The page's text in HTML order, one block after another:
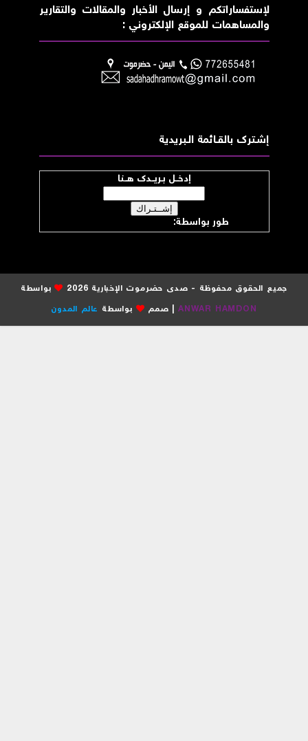
لإستفساراتكم و إرسال الأخبار والمقالات والتقارير
والمساهمات للموقع الإلكتروني :
إشــترك بالقـــائمة الــبريدية
إدخــل بـريــدك هــنا
طور بواسطة:موقع صدى حضرموت
جميع الحقوق محفوظة - صدى حضرموت الإخبارية 2026
بواسطة
ANWAR HAMDON| صمم بواسطةعالم المدون